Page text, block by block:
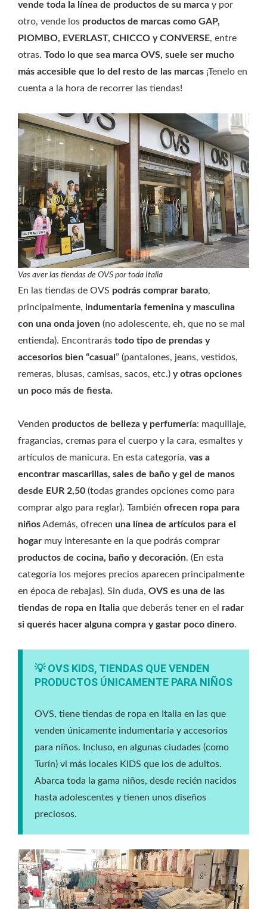
vende toda la línea de productos de su marca y por
otro, vende los productos de marcas como GAP,
PIOMBO, EVERLAST, CHICCO y CONVERSE, entre
otras. Todo lo que sea marca OVS, suele ser mucho
más accesible que lo del resto de las marcas ¡Tenelo en
cuenta a la hora de recorrer las tiendas!
Vas aver las tiendas de OVS por toda Italia
En las tiendas de OVS podrás comprar barato,
principalmente, indumentaria femenina y masculina
con una onda joven (no adolescente, eh, que no se mal
entienda). Encontrarás todo tipo de prendas y
accesorios bien “casual ” (pantalones, jeans, vestidos,
remeras, blusas, camisas, sacos, etc.) y otras opciones
un poco más de fiesta.
Venden productos de belleza y perfumería: maquillaje,
fragancias, cremas para el cuerpo y la cara, esmaltes y
artículos de manicura. En esta categoría, vas a
encontrar mascarillas, sales de baño y gel de manos
desde EUR 2,50 (todas grandes opciones como para
comprar algo para reglar). También ofrecen ropa para
niñosAdemás, ofrecen una línea de artículos para el
hogar muy interesante en la que podrás comprar
productos de cocina, baño y decoración. (En esta
categoría los mejores precios aparecen principalmente
en época de rebajas). Sin duda, OVS es una de las
tiendas de ropa en Italia que deberás tener en el radar
si querés hacer alguna compra y gastar poco dinero.
💡 OVS KIDS, TIENDAS QUE VENDEN
PRODUCTOS ÚNICAMENTE PARA NIÑOS
OVS, tiene tiendas de ropa en Italia en las que
venden únicamente indumentaria y accesorios
para niños. Incluso, en algunas ciudades (como
Turín) vi más locales KIDS que los de adultos.
Abarca toda la gama niños, desde recién nacidos
hasta adolescentes y tienen unos diseños
preciosos.